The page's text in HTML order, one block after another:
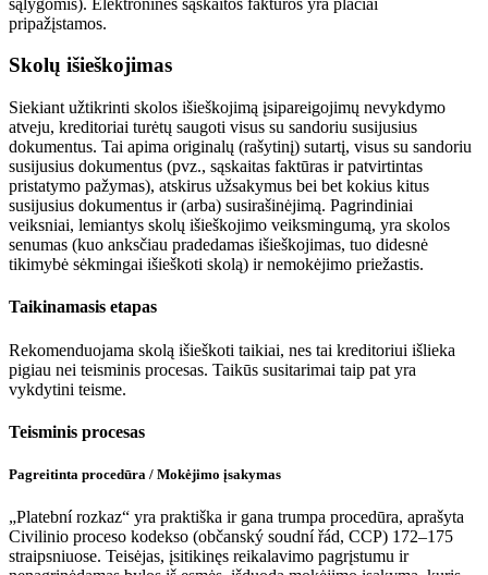
pripažįstamos.
Skolų išieškojimas
Siekiant užtikrinti skolos išieškojimą įsipareigojimų nevykdymo
atveju, kreditoriai turėtų saugoti visus su sandoriu susijusius
dokumentus. Tai apima originalų (rašytinį) sutartį, visus su sandoriu
susijusius dokumentus (pvz., sąskaitas faktūras ir patvirtintas
pristatymo pažymas), atskirus užsakymus bei bet kokius kitus
susijusius dokumentus ir (arba) susirašinėjimą. Pagrindiniai
veiksniai, lemiantys skolų išieškojimo veiksmingumą, yra skolos
senumas (kuo anksčiau pradedamas išieškojimas, tuo didesnė
tikimybė sėkmingai išieškoti skolą) ir nemokėjimo priežastis.
Taikinamasis etapas
Rekomenduojama skolą išieškoti taikiai, nes tai kreditoriui išlieka
pigiau nei teisminis procesas. Taikūs susitarimai taip pat yra
vykdytini teisme.
Teisminis procesas
Pagreitinta procedūra / Mokėjimo įsakymas
„Platební rozkaz“ yra praktiška ir gana trumpa procedūra, aprašyta
Civilinio proceso kodekso (občanský soudní řád, CCP) 172–175
straipsniuose. Teisėjas, įsitikinęs reikalavimo pagrįstumu ir